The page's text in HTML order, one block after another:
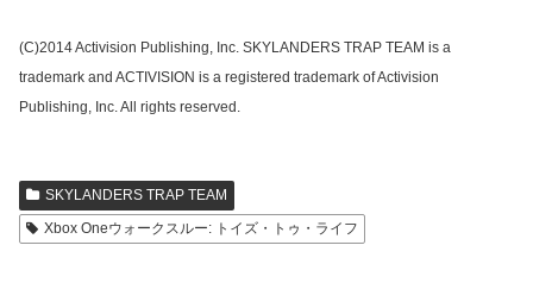
(C)2014 Activision Publishing, Inc. SKYLANDERS TRAP TEAM is a
trademark and ACTIVISION is a registered trademark of Activision
Publishing, Inc. All rights reserved.
SKYLANDERS TRAP TEAM
Xbox Oneウォークスルー: トイズ・トゥ・ライフ